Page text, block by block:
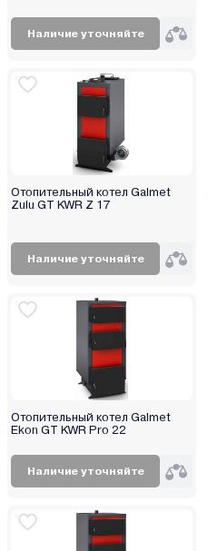
Наличие уточняйте
Отопительный котел Galmet
Zulu GT KWR Z 17
Наличие уточняйте
Отопительный котел Galmet
Ekon GT KWR Pro 22
Наличие уточняйте